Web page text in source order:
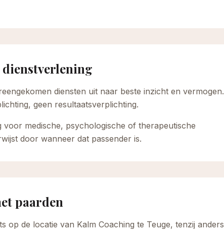
dienstverlening
diensten uit naar beste inzicht en vermogen.
geen resultaatsverplichting.
voor medische, psychologische of therapeutische
door wanneer dat passender is.
paarden
op de locatie van Kalm Coaching te Teuge, tenzij anders